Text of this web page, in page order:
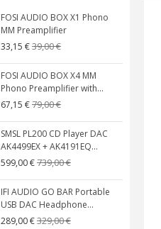
FOSI AUDIO BOX X1 Phono
MM Preamplifier
33,15 €39,00 €
FOSI AUDIO BOX X4 MM
Phono Preamplifier with...
67,15 €79,00 €
SMSL PL200 CD Player DAC
AK4499EX + AK4191EQ...
599,00 €739,00 €
IFI AUDIO GO BAR Portable
USB DAC Headphone...
289,00 €329,00 €